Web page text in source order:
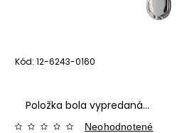
Kód: 12-6243-0160
Položka bola vypredaná…
Neohodnotené